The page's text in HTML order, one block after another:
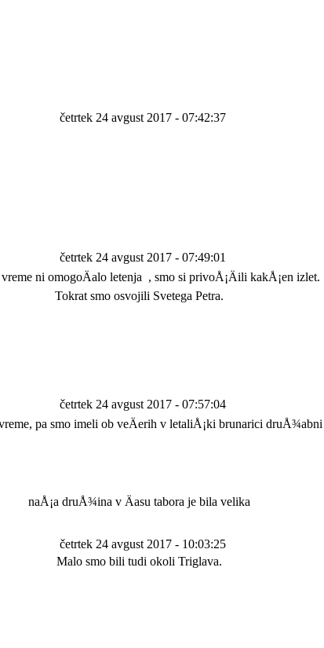
četrtek 24 avgust 2017 - 07:42:37
četrtek 24 avgust 2017 - 07:49:01
ni omogoÄalo letenja , smo si privoÅ¡Äili kakÅ¡en izlet.
Tokrat smo osvojili Svetega Petra.
četrtek 24 avgust 2017 - 07:57:04
pa smo imeli ob veÄerih v letaliÅ¡ki brunarici druÅ¾abni
naÅ¡a druÅ¾ina v Äasu tabora je bila velika
četrtek 24 avgust 2017 - 10:03:25
Malo smo bili tudi okoli Triglava.